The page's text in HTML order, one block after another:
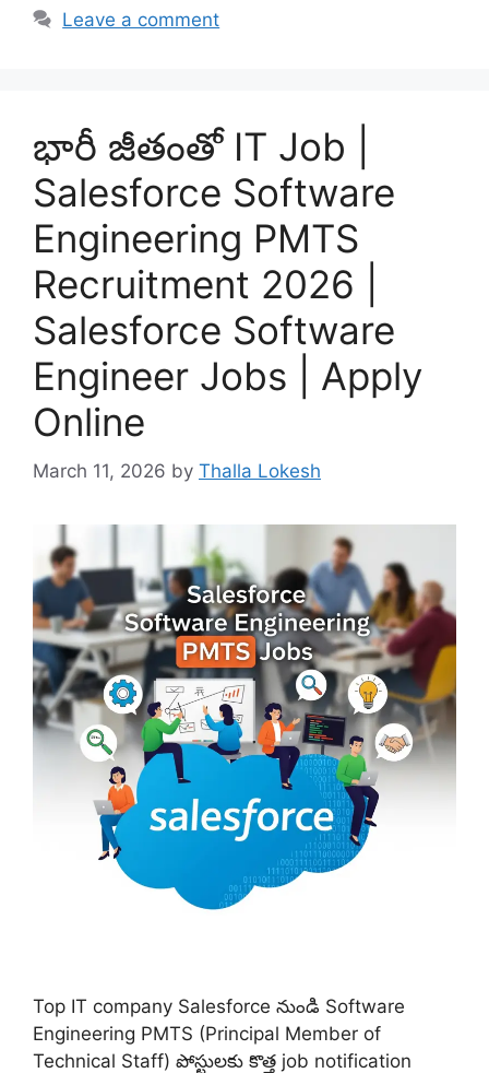
Leave a comment
భారీ జీతంతో IT Job |
Salesforce Software
Engineering PMTS
Recruitment 2026 |
Salesforce Software
Engineer Jobs | Apply
Online
March 11, 2026 by Thalla Lokesh
Top IT company Salesforce నుండి Software
Engineering PMTS (Principal Member of
Technical Staff) పోస్టులకు కొత్త job notification